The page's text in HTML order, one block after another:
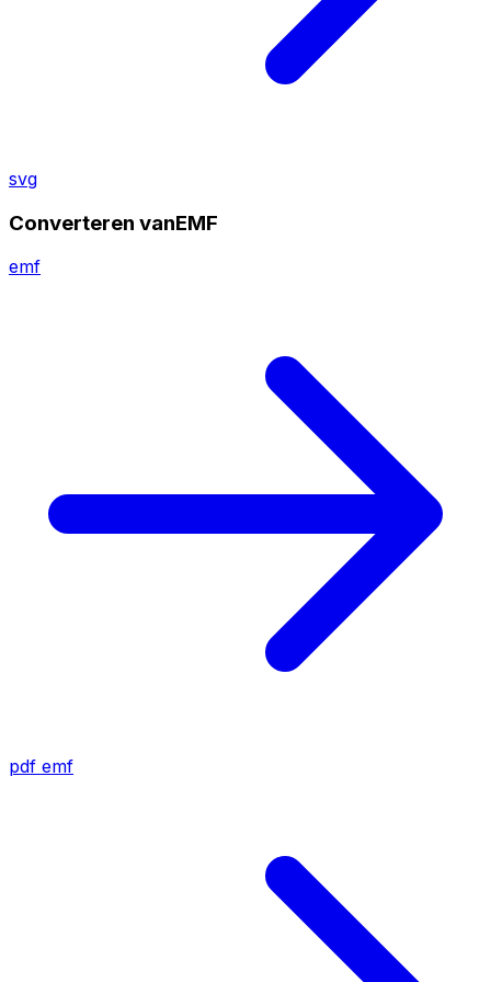
svg
Converteren vanEMF
emf
pdf emf